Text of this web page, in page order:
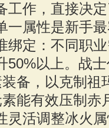
作，直接决定
一属性是新手
定：不同职业
50%以上。战
备，以克制祖
能有效压制赤
灵活调整冰火